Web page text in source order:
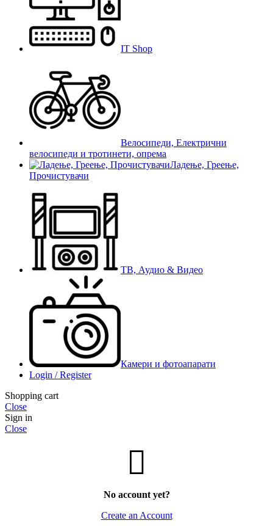
IT Shop
Велосипеди, Електрични
велосипеди и тротинети, опрема
Ладење, Греење,
Прочистувачи
ТВ, Аудио & Видео
Камери и фотоапарати
Login / Register
Shopping cart
Close
Sign in
Close
No account yet?
Create an Account